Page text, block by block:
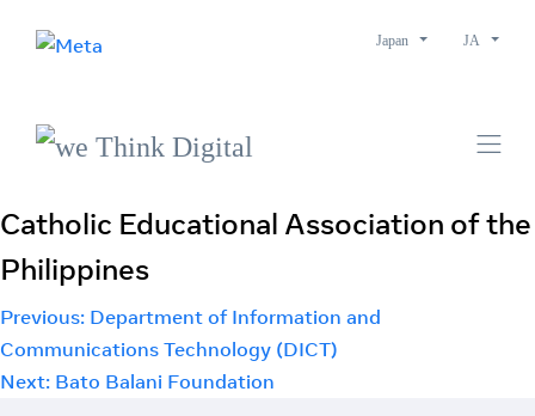
Japan JA
Catholic Educational Association of the
Philippines
Post
navigation
Previous: Department of Information and
Communications Technology (DICT)
Next: Bato Balani Foundation